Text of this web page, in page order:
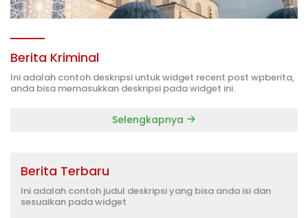
Berita Kriminal
Ini adalah contoh deskripsi untuk widget recent post wpberita,
anda bisa memasukkan deskripsi pada widget ini.
Selengkapnya
Berita Terbaru
Ini adalah contoh judul deskripsi yang bisa anda isi dan
sesuaikan pada widget